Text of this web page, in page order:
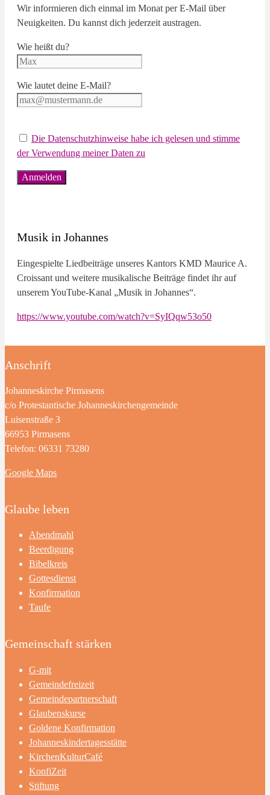
Wir informieren dich einmal im Monat per E-Mail über
Neuigkeiten. Du kannst dich jederzeit austragen.
Wie heißt du?
Wie lautet deine E-Mail?
Die Datenschutzhinweise habe ich gelesen und stimme
der Verwendung meiner Daten zu
Musik in Johannes
Eingespielte Liedbeiträge unseres Kantors KMD Maurice A.
Croissant und weitere musikalische Beiträge findet ihr auf
unserem YouTube-Kanal „Musik in Johannes“.
https://www.youtube.com/watch?v=SyIQqw53o50
Anschrift
Johanneskirche Pirmasens
c/o Protestantische Johanneskirchengemeinde
Luisenstraße 3
66953 Pirmasens
Telefon: 06331 73280
Google Maps
Glaube leben
Abendmahl
Beerdigung
Bibelkreis
Gottesdienst
Konfirmation
Taufe
Gemeinschaft stärken
G-mit
Gemeindefreizeit
Gemeindepartnerschaft
Glaubenskurse
Goldene Konfirmation
Johanneskindertagesstätte
KirchenKulturCafé
KonfiZeit
Stiftung